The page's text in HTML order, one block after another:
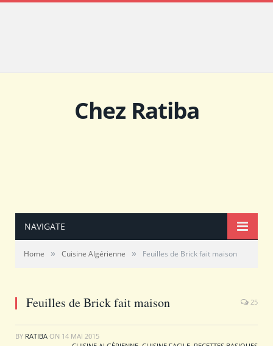
Chez Ratiba
NAVIGATE
Home » Cuisine Algérienne » Feuilles de Brick fait maison
Feuilles de Brick fait maison 25
BY RATIBA ON 14 MAI 2015